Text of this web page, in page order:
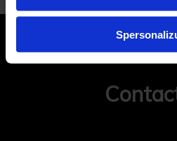
C O N T A